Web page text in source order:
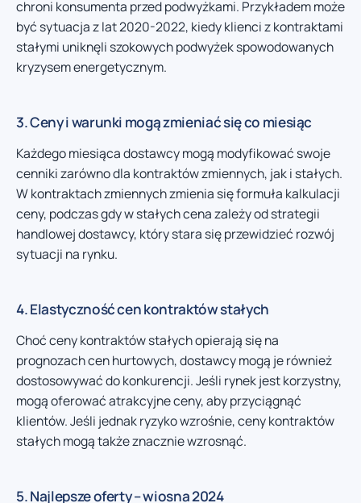
chroni konsumenta przed podwyżkami. Przykładem może
być sytuacja z lat 2020-2022, kiedy klienci z kontraktami
stałymi uniknęli szokowych podwyżek spowodowanych
kryzysem energetycznym.
3. Ceny i warunki mogą zmieniać się co miesiąc
Każdego miesiąca dostawcy mogą modyfikować swoje
cenniki zarówno dla kontraktów zmiennych, jak i stałych.
W kontraktach zmiennych zmienia się formuła kalkulacji
ceny, podczas gdy w stałych cena zależy od strategii
handlowej dostawcy, który stara się przewidzieć rozwój
sytuacji na rynku.
4. Elastyczność cen kontraktów stałych
Choć ceny kontraktów stałych opierają się na
prognozach cen hurtowych, dostawcy mogą je również
dostosowywać do konkurencji. Jeśli rynek jest korzystny,
mogą oferować atrakcyjne ceny, aby przyciągnąć
klientów. Jeśli jednak ryzyko wzrośnie, ceny kontraktów
stałych mogą także znacznie wzrosnąć.
5. Najlepsze oferty – wiosna 2024